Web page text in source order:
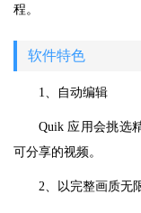
程。
软件特色
1、自动编辑
Quik 应用会挑选
可分享的视频。
2、以完整画质无